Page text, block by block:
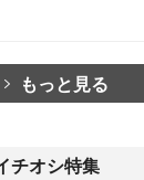
もっと見る
チオシ特集